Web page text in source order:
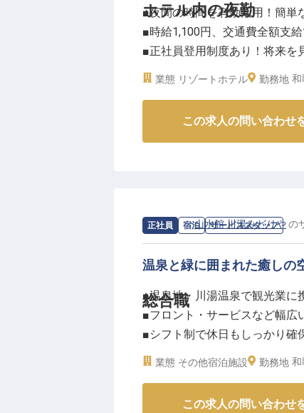
ホテル内の夜勤
■夜間の時間を有効活用！簡単
■時給1,100円、交通費全額支
■正社員登用制度あり！将来を
■美しい和歌浦の自然に囲まれ
Wakanoura Nature Resort
す。
簡単な片付けや清掃、巡回を
もてなしの一環です。
自然の息吹を感じながら、お
ーー【働きやすさを追求した
当施設では、スタッフ一人ひ
夜勤のお仕事は、23時から翌
時給1,100円に加え、交通費は
アアップを目指せる道も開かれ
業態 リゾートホテル 勤務地 和
この求人の問い合わせ
正社員 宿泊 サービススタッフ
総合職
求人情報：山水館 川湯みどりやの
温泉と緑に囲まれた癒しの
■温泉地・川湯温泉で観光業に
■フロント・サービスなど幅広
■シフト制で休日もしっかり確
■自然豊かな環境で心身ともに
業態 その他宿泊施設 勤務地 和
この求人の問い合わせ